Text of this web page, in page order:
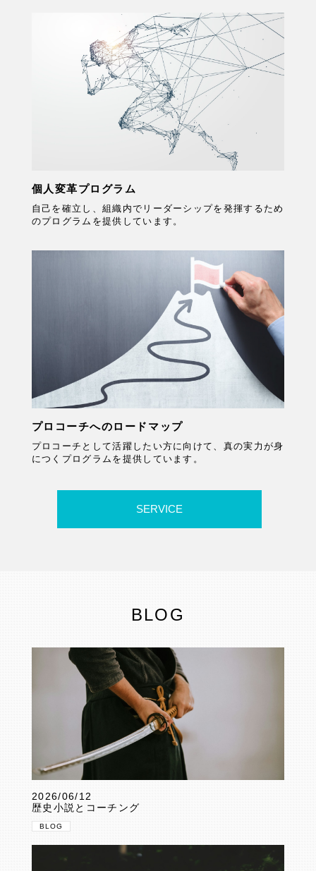
個人変革プログラム
自己を確立し、組織内でリーダーシップを発揮するため
のプログラムを提供しています。
プロコーチへのロードマップ
プロコーチとして活躍したい方に向けて、真の実力が身
につくプログラムを提供しています。
SERVICE
BLOG
2026/06/12
歴史小説とコーチング
BLOG